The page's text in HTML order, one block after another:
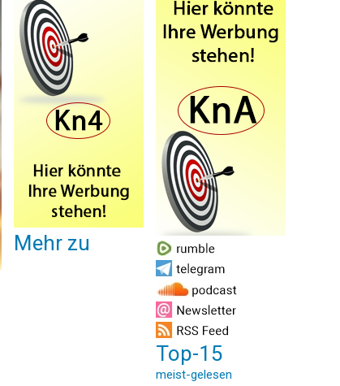
Mehr zu
Top-15
meist-gelesen